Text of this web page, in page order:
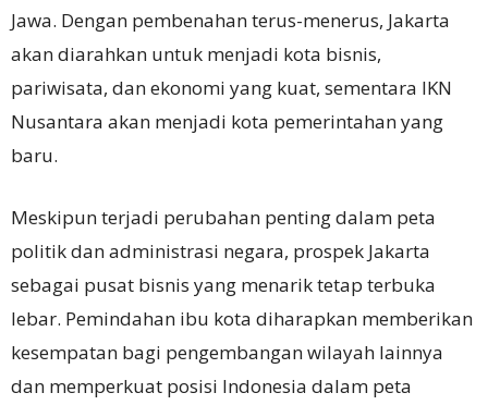
Jawa. Dengan pembenahan terus-menerus, Jakarta
akan diarahkan untuk menjadi kota bisnis,
pariwisata, dan ekonomi yang kuat, sementara IKN
Nusantara akan menjadi kota pemerintahan yang
baru.
Meskipun terjadi perubahan penting dalam peta
politik dan administrasi negara, prospek Jakarta
sebagai pusat bisnis yang menarik tetap terbuka
lebar. Pemindahan ibu kota diharapkan memberikan
kesempatan bagi pengembangan wilayah lainnya
dan memperkuat posisi Indonesia dalam peta